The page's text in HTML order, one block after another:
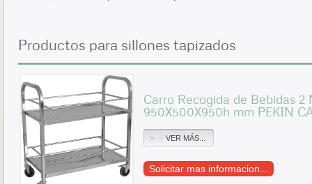
Productos para sillones tapizados
Carro Recogida de Bebidas
950X500X950h mm PEKIN
VER MÁS...
Solicitar mas informacion...